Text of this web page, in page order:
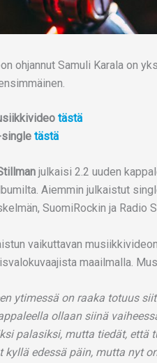
ohjannut Samuli Karala on
tästä
single tästä
julkaisi 2.2 uuden
Aiemmin julkaistut
SuomiRockin ja Radio
vaikuttavan
maailmalla.
ytimessä on raaka totuus
ollaan siinä
palasiksi, mutta tiedät, että
edessä päin, mutta nyt